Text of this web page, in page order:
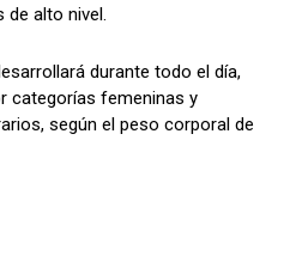
alto nivel.
durante todo el día,
categorías femeninas y
según el peso corporal de